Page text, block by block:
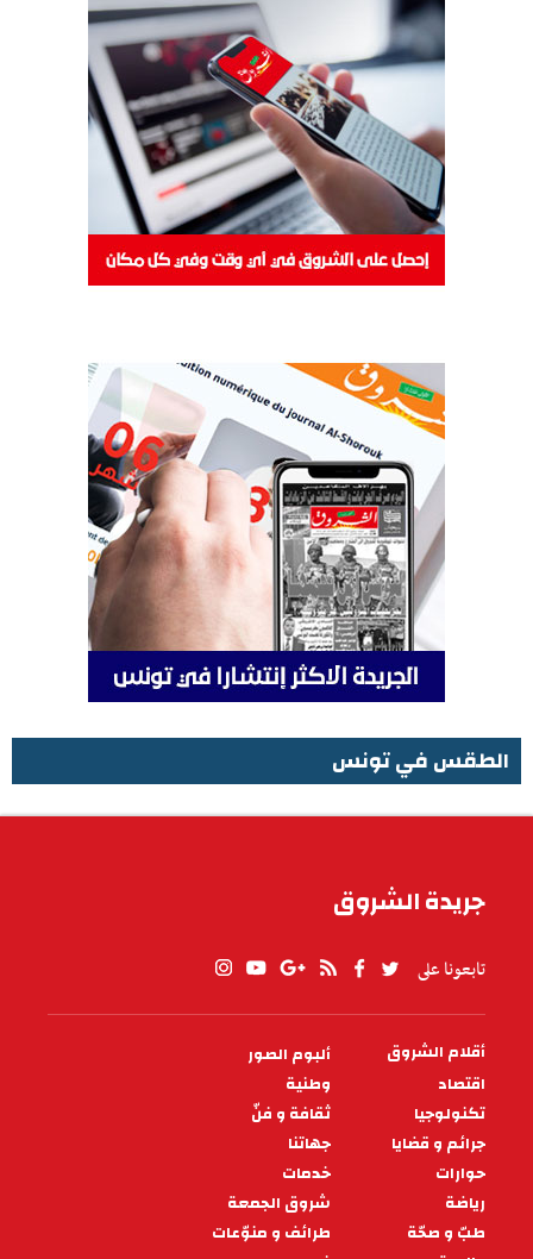
الطقس في تونس
جريدة الشروق
تابعونا على
PIED
DE
PAGE
أقلام الشروق
ألبوم الصور
اقتصاد
وطنية
تكنولوجيا
ثقافة و فنّ
جرائم و قضايا
جهاتنا
حوارات
خدمات
رياضة
شروق الجمعة
طبّ و صحّة
طرائف و منوّعات